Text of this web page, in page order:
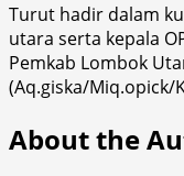
Turut hadir dalam
utara serta kepala
Pemkab Lombok
(Aq.giska/
About the